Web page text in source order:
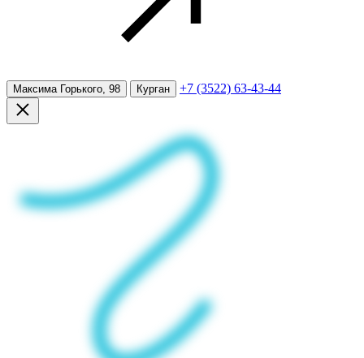
Максима Горького, 98 Курган +7 (3522) 63-43-44